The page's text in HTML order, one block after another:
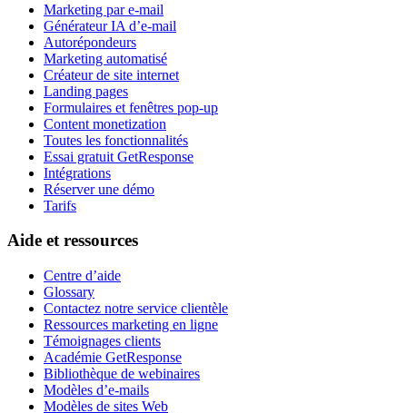
Marketing par e-mail
Générateur IA d’e-mail
Autorépondeurs
Marketing automatisé
Créateur de site internet
Landing pages
Formulaires et fenêtres pop-up
Content monetization
Toutes les fonctionnalités
Essai gratuit GetResponse
Intégrations
Réserver une démo
Tarifs
Aide et ressources
Centre d’aide
Glossary
Contactez notre service clientèle
Ressources marketing en ligne
Témoignages clients
Académie GetResponse
Bibliothèque de webinaires
Modèles d’e-mails
Modèles de sites Web